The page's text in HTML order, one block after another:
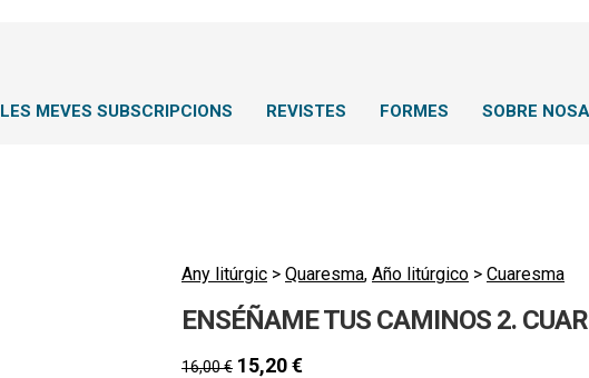
LES MEVES SUBSCRIPCIONS REVISTES FORMES SOBRE
Any litúrgic > Quaresma, Año litúrgico > Cuaresma
ENSÉÑAME TUS CAMINOS 2.
16,00€ 15,20€